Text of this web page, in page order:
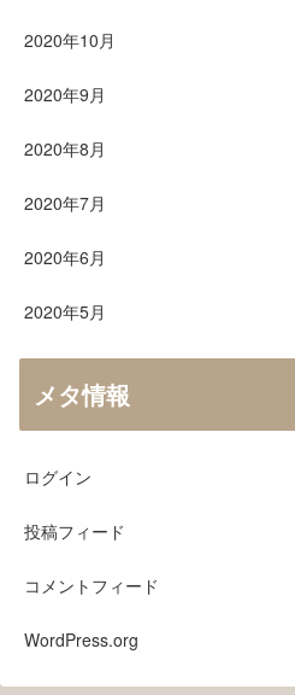
2020年10月
2020年9月
2020年8月
2020年7月
2020年6月
2020年5月
メタ情報
ログイン
投稿フィード
コメントフィード
WordPress.org